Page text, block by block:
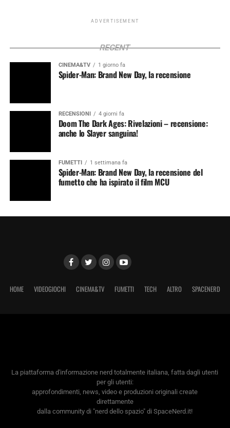
ADVERTISEMENT
RECENT
CINEMA&TV 1 giorno fa
Spider-Man: Brand New Day, la recensione
RECENSIONI 4 giorni fa
Doom The Dark Ages: Rivelazioni – recensione:
anche lo Slayer sanguina!
FUMETTI 1 settimana fa
Spider-Man: Brand New Day, la recensione del
fumetto che ha ispirato il film MCU
HOME VIDEOGIOCHI CINEMA&TV FUMETTI TECH ALTRO SPACENERD
La piattaforma d'informazione nerd totalmente italiana, fatta dagli utenti
per gli utenti:
approfondimenti, news, video e produzioni originali create
direttamente
dalla community di "nerd dello spazio" di SpaceNerd.it!